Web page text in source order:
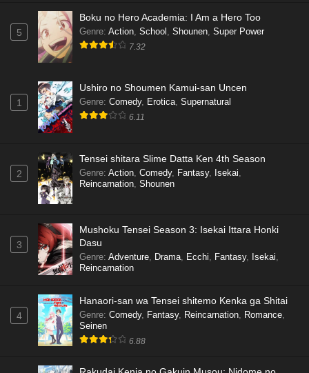
5
Boku no Hero Academia: I Am a Hero Too
Genre: Action, School , Shounen, Super Power
7.32
1
Ushiro no Shoumen Kamui-san Uncen
Genre: Comedy, Erotica, Supernatural
6.11
2
Tensei shitara Slime Datta Ken 4th Season
Genre: Action, Comedy, Fantasy, Isekai,
Reincarnation, Shounen
3
Mushoku Tensei Season 3: Isekai Ittara Honki
Dasu
Genre: Adventure, Drama, Ecchi, Fantasy, Isekai,
Reincarnation
4
Hanaori-san wa Tensei shitemo Kenka ga Shitai
Genre: Comedy, Fantasy, Reincarnation, Romance,
Seinen
6.88